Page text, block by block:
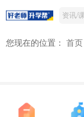
您现在的位置： 首页